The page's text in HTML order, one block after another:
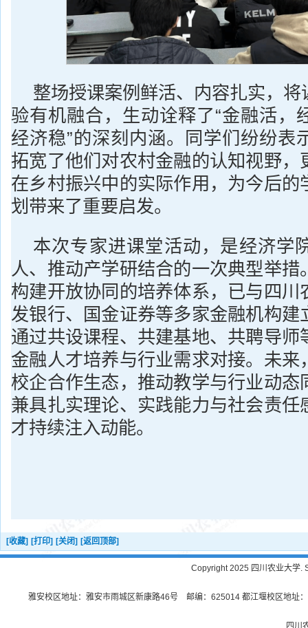
整场授课案例鲜活、内容扎实，
验有机融合，生动诠释了“金融活，
经济稳”的深刻内涵。同学们纷纷表
拓宽了他们对农村金融的认知视野，
在乡村振兴中的实际作用，为今后的
划带来了重要启发。
本次专家进课堂活动，是经济学
人、推动产学研结合的一次典型举措
构建开放协同的培养体系，已与四川
发银行、国金证券等多家金融机构建
通过共设课程、共建基地、共聘导师
金融人才培养与行业需求对接。未来
校企合作生态，推动教学与行业动态
兼具扎实理论、实践能力与社会责任
才持续注入动能。
[收藏] [打印] [关闭] [返回顶部]
Copyright 2025 四川农业大学.
雅安校区地址：雅安市雨城区新康路46号 邮编：625014 都江堰校区地址
四川